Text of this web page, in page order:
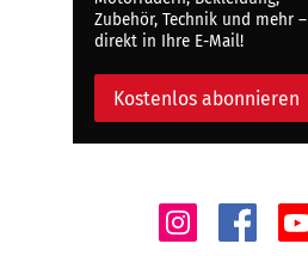
Zubehör, Technik und mehr –
direkt in Ihre E-Mail!
Kostenlos abonnieren